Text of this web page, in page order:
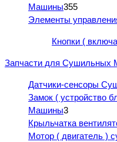
Машины355
Элементы
Кнопки (
Запчасти для Сушильных
Датчики-сенсоры
Замок ( устройство
Машины3
Крыльчатка
Мотор ( двигатель )